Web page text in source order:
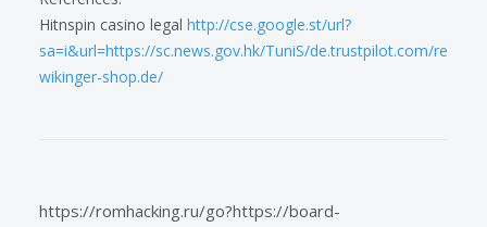
Hitnspin casino legal http://cse.google.st/url?
sa=i&url=https://sc.news.gov.hk/TuniS/de.trustpilot.com/
wikinger-shop.de/
https://romhacking.ru/go?https://board-